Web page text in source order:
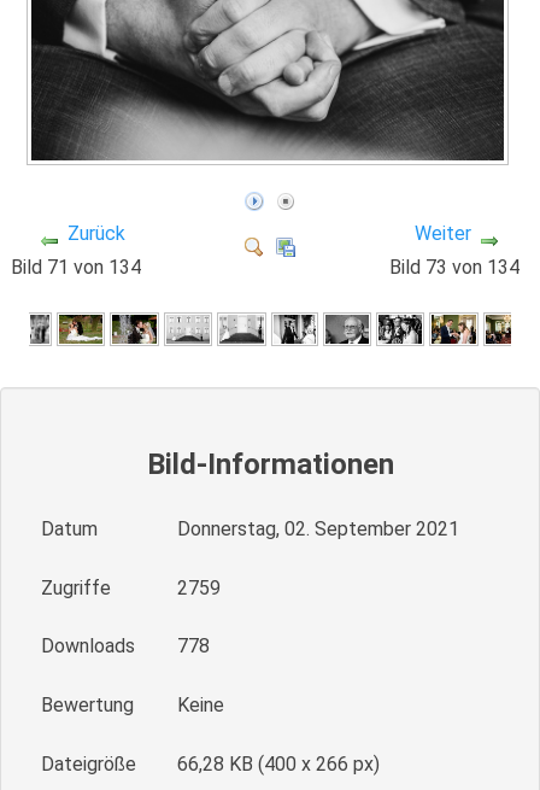
Zurück
Bild 71 von 134
Weiter
Bild 73 von 134
Bild-Informationen
Datum Donnerstag, 02. September 2021
Zugriffe 2759
Downloads 778
Bewertung Keine
Dateigröße 66,28 KB (400 x 266 px)